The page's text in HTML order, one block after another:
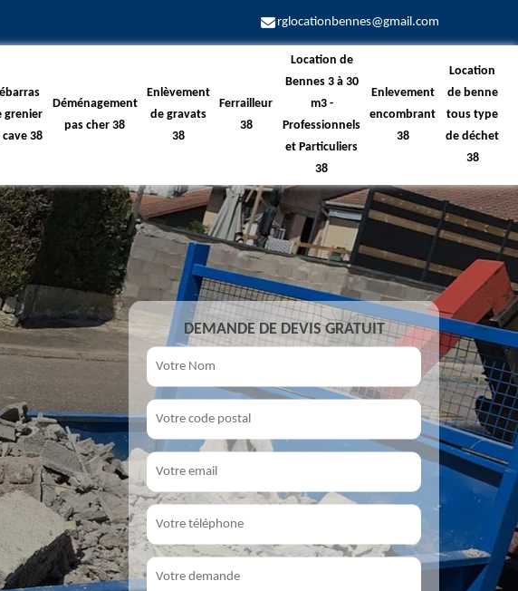
rglocationbennes@gmail.com
grenier
38
Déménagement
pas cher 38
Enlèvement
de gravats
38
Ferrailleur
38
Location de
Bennes 3 à 30
m3 -
Professionnels
et Particuliers
38
Enlevement
encombrant
38
Location
de benne
tous type
de déchet
38
DEMANDE DE DEVIS GRATUIT